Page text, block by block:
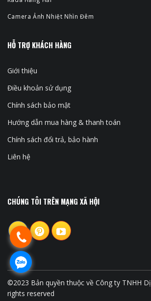
Camera Ảnh Nhiệt Nhìn Đêm
HỖ TRỢ KHÁCH HÀNG
Giới thiệu
Điều khoản sử dụng
Chính sách bảo mật
Hướng dẫn mua hàng & thanh toán
Chính sách đổi trả, bảo hành
Liên hệ
CHÚNG TÔI TRÊN MẠNG XÃ HỘI
©2023 Bản quyền thuộc về Công ty TNHH
rights reserved